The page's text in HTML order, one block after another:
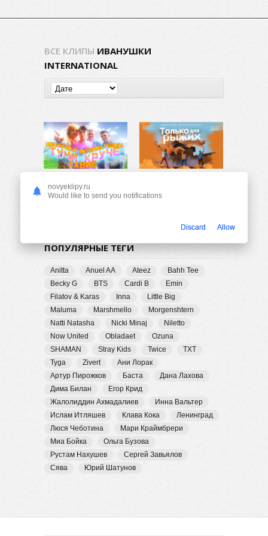
ВСЕ КЛИПЫ ИВАНУШКИ
INTERNATIONAL
2.65K
ПОПУЛЯРНЫЕ ТЕГИ
Anitta Anuel AA Ateez
Bahh Tee
Becky G
BTS Cardi B
Emin
Filatov & Karas
Inna
Little Big
Maluma
Marshmello
Morgenshtern
Natti Natasha
Nicki Minaj
Niletto
Now United
Obladaet
Ozuna
SHAMAN
Stray Kids Twice
TXT
Tyga
Zivert
Ани Лорак
Артур Пирожков
Баста
Дана Лахова
Дима Билан
Егор Крид
Жалолиддин Ахмадалиев
Инна Вальтер
Ислам Итляшев
Клава Кока
Ленинград
Люся Чеботина
Мари Краймбрери
Миа Бойка
Ольга Бузова
Рустам Нахушев
Сергей Завьялов
Сява
Юрий Шатунов
novyeklipy.ru
Would like to send you notifications
Discard Allow